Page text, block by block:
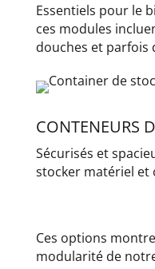
Essentiels pour le
ces modules
douches et parfois
CONTENEURS
Sécurisés et
stocker matériel et
Ces options
modularité de